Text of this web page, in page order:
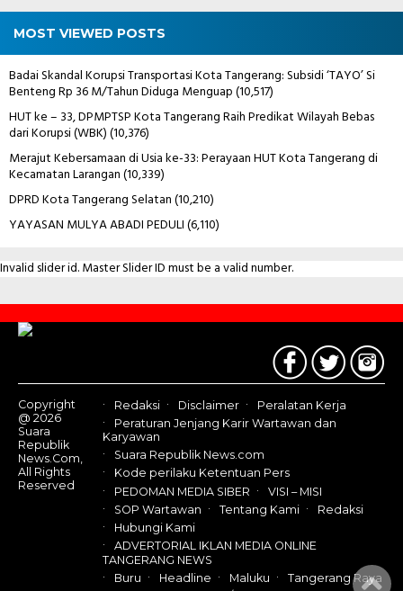
MOST VIEWED POSTS
Badai Skandal Korupsi Transportasi Kota Tangerang: Subsidi ‘TAYO’ Si
Benteng Rp 36 M/Tahun Diduga Menguap(10,517)
HUT ke – 33, DPMPTSP Kota Tangerang Raih Predikat Wilayah Bebas
dari Korupsi (WBK)(10,376)
Merajut Kebersamaan di Usia ke-33: Perayaan HUT Kota Tangerang di
Kecamatan Larangan(10,339)
DPRD Kota Tangerang Selatan(10,210)
YAYASAN MULYA ABADI PEDULI(6,110)
Invalid slider id. Master Slider ID must be a valid number.
Contact
Us
Copyright
@ 2026
Suara
Republik
News.Com,
All Rights
Reserved
Redaksi Disclaimer
Peralatan Kerja
Peraturan Jenjang Karir Wartawan dan
Karyawan
Suara Republik News.com
Kode perilaku Ketentuan Pers
PEDOMAN MEDIA SIBER
VISI – MISI
SOP Wartawan
Tentang Kami
Redaksi
Hubungi Kami
ADVERTORIAL IKLAN MEDIA ONLINE
TANGERANG NEWS
Buru
Headline Maluku
Tangerang Raya